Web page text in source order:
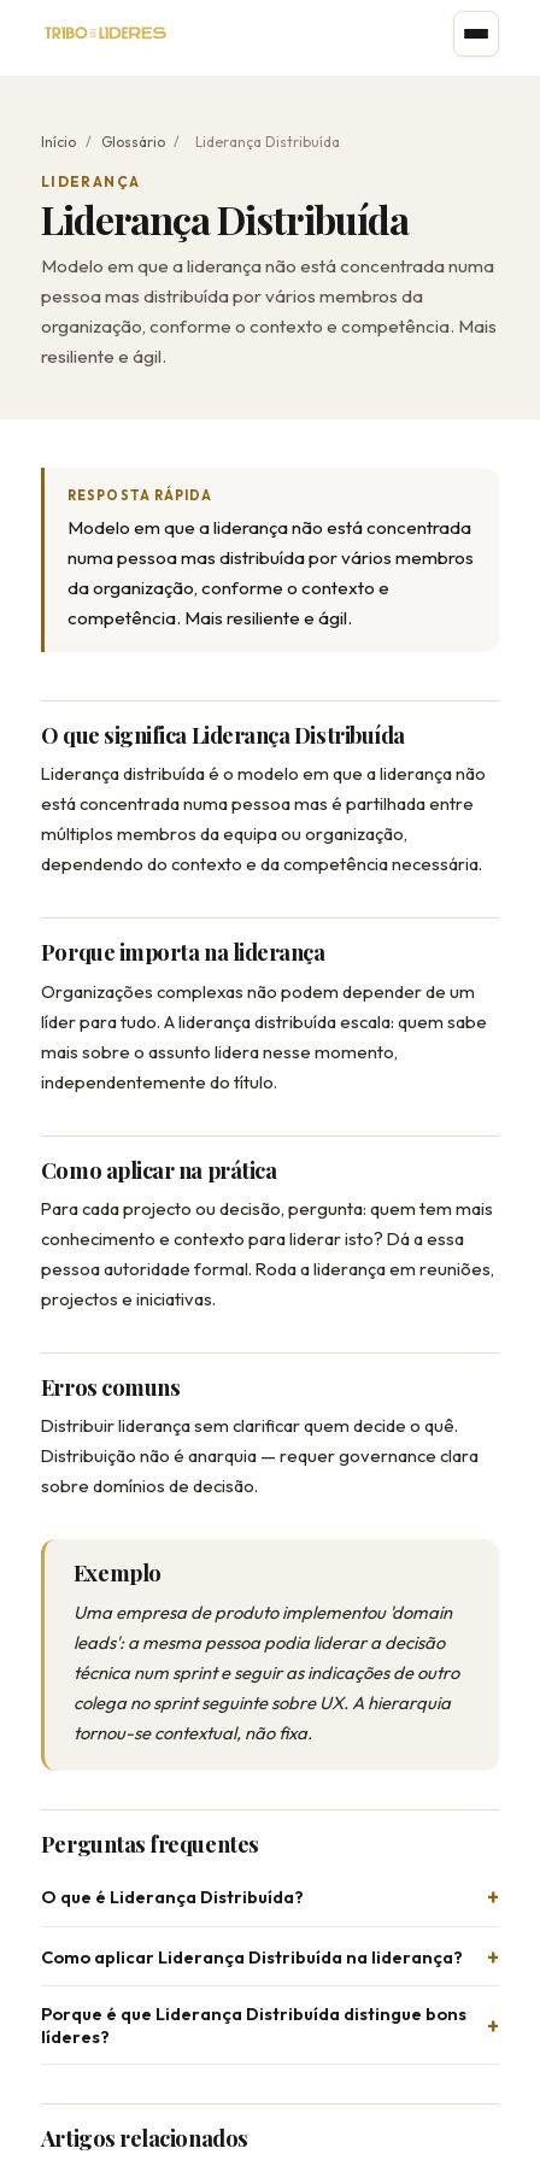
Início / Glossário / Liderança Distribuída
LIDERANÇA
Liderança Distribuída
Modelo em que a liderança não está concentrada numa
pessoa mas distribuída por vários membros da
organização, conforme o contexto e competência. Mais
resiliente e ágil.
RESPOSTA RÁPIDA
Modelo em que a liderança não está concentrada
numa pessoa mas distribuída por vários membros
da organização, conforme o contexto e
competência. Mais resiliente e ágil.
O que significa Liderança Distribuída
Liderança distribuída é o modelo em que a liderança não
está concentrada numa pessoa mas é partilhada entre
múltiplos membros da equipa ou organização,
dependendo do contexto e da competência necessária.
Porque importa na liderança
Organizações complexas não podem depender de um
líder para tudo. A liderança distribuída escala: quem sabe
mais sobre o assunto lidera nesse momento,
independentemente do título.
Como aplicar na prática
Para cada projecto ou decisão, pergunta: quem tem mais
conhecimento e contexto para liderar isto? Dá a essa
pessoa autoridade formal. Roda a liderança em reuniões,
projectos e iniciativas.
Erros comuns
Distribuir liderança sem clarificar quem decide o quê.
Distribuição não é anarquia — requer governance clara
sobre domínios de decisão.
Exemplo
Uma empresa de produto implementou 'domain
leads': a mesma pessoa podia liderar a decisão
técnica num sprint e seguir as indicações de outro
colega no sprint seguinte sobre UX. A hierarquia
tornou-se contextual, não fixa.
Perguntas frequentes
O que é Liderança Distribuída?
Como aplicar Liderança Distribuída na liderança?
Porque é que Liderança Distribuída distingue bons
líderes?
Artigos relacionados